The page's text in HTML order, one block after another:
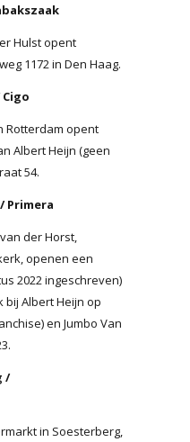
Hulst opent
1172 in Den Haag.
Rotterdam opent
Albert Heijn (geen
54.
Primera
der Horst,
openen een
2022 ingeschreven)
bij Albert Heijn op
en Jumbo Van
/
in Soesterberg,